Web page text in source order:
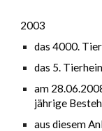
2003
das 4000.
das 5.
am
jährige
aus diesem